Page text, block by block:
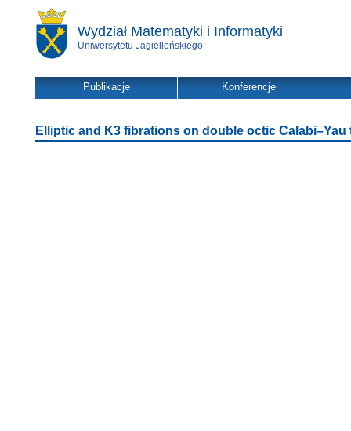
Wydział Matematyki i Informatyki
Uniwersytetu Jagiellońskiego
Publikacje Konferencje
Elliptic and K3 fibrations on double octic Calabi–Yau